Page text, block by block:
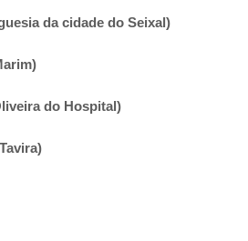
da cidade do Seixal)
do Hospital)